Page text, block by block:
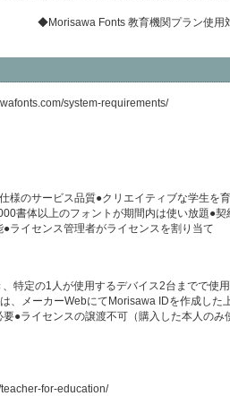
◆Morisawa Fonts 教育機関プラン使用
system-requirements/
様のサービス品質●クリエイティブな学生を
書体以上のフォントが期間内は使い放題●
ライセンス管理者がライセンスを割り当て
特定の1人が使用するデバイス2台までで使
、メーカーWebにてMorisawa IDを作成した
要●ライセンスの譲渡不可（購入した本人の
for-education/